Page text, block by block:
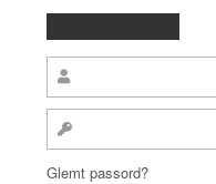
Glemt passord?